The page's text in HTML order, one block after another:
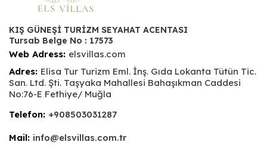
KIŞ GÜNEŞİ TURİZM SEYAHAT ACENTASI
Tursab Belge No : 17573
Web Adress: elsvillas.com
Adres: Elisa Tur Turizm Eml. İnş. Gıda Lokanta Tütün Tic.
San. Ltd. Şti. Taşyaka Mahallesi Bahaşıkman Caddesi
No:76-E Fethiye/ Muğla
Telefon: +908503031287
Mail: info@elsvillas.com.tr